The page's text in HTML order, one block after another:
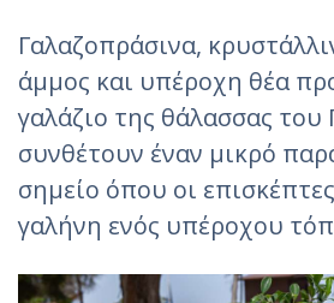
Γαλαζοπράσινα,
άμμος και υπέροχη θέα
γαλάζιο της θάλασσας του
συνθέτουν έναν μικρό
σημείο όπου οι
γαλήνη ενός υπέροχου